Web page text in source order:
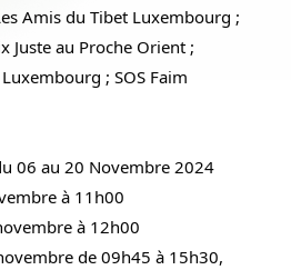
Amis du Tibet Luxembourg ;
Juste au Proche Orient ;
; SOS Faim
06 au 20 Novembre 2024
à 11h00
à 12h00
de 09h45 à 15h30,